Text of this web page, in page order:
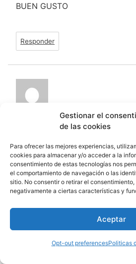
Gestionar el
de las cookies
Para ofrecer las mejores experiencias,
cookies para almacenar y/o acceder a la
consentimiento de estas tecnologías nos
el comportamiento de navegación o las
sitio. No consentir o retirar el
negativamente a ciertas características y
Aceptar
Opt-out preferencesPoliticas
BUEN GUSTO
Responder
no puedo descargar el paquete
halloween 1… dime que hago
Responder